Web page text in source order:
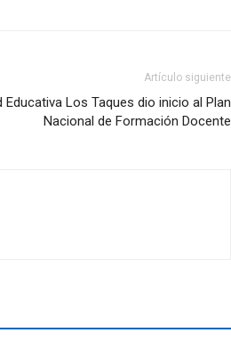
Artículo siguiente
Educativa Los Taques dio inicio al Plan
Nacional de Formación Docente